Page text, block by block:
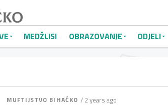
MEDŽLISI OBRAZOVANJE ODJELI
MUFTIJSTVO BIHAĆKO / 2 years ago